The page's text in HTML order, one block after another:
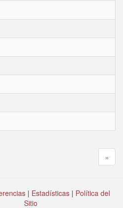
»
| Estadísticas | Política del
Sitio